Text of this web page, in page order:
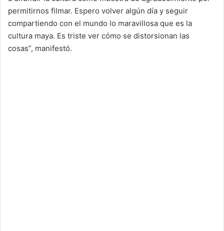
permitirnos filmar. Espero volver algún día y seguir
compartiendo con el mundo lo maravillosa que es la
cultura maya. Es triste ver cómo se distorsionan las
cosas”, manifestó.